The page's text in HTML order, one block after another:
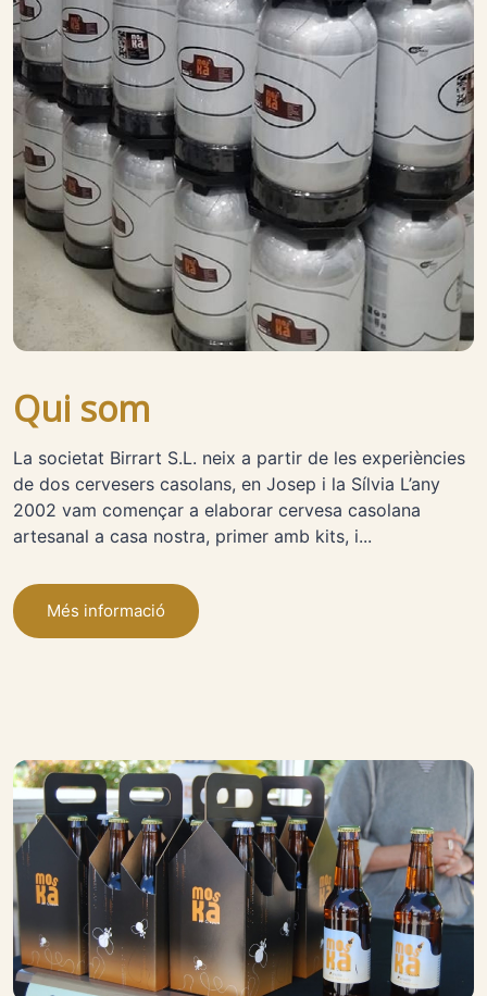
Qui som
La societat Birrart S.L. neix a partir de les experiències
de dos cervesers casolans, en Josep i la Sílvia L’any
2002 vam començar a elaborar cervesa casolana
artesanal a casa nostra, primer amb kits, i...
Més informació